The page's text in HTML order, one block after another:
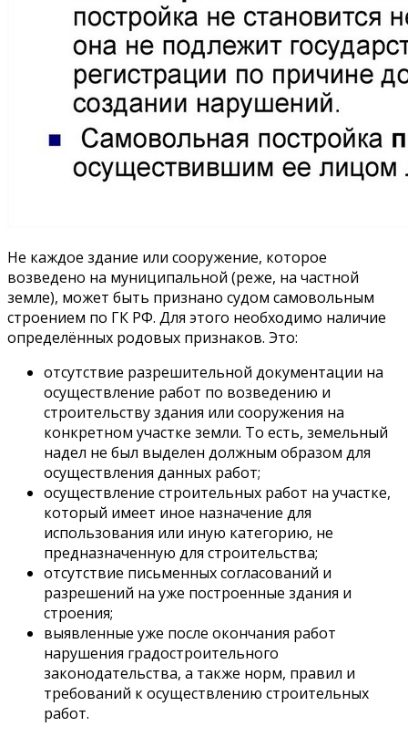
Не каждое здание или сооружение, которое
возведено на муниципальной (реже, на частной
земле), может быть признано судом самовольным
строением по ГК РФ. Для этого необходимо наличие
определённых родовых признаков. Это:
отсутствие разрешительной документации на
осуществление работ по возведению и
строительству здания или сооружения на
конкретном участке земли. То есть, земельный
надел не был выделен должным образом для
осуществления данных работ;
осуществление строительных работ на участке,
который имеет иное назначение для
использования или иную категорию, не
предназначенную для строительства;
отсутствие письменных согласований и
разрешений на уже построенные здания и
строения;
выявленные уже после окончания работ
нарушения градостроительного
законодательства, а также норм, правил и
требований к осуществлению строительных
работ.